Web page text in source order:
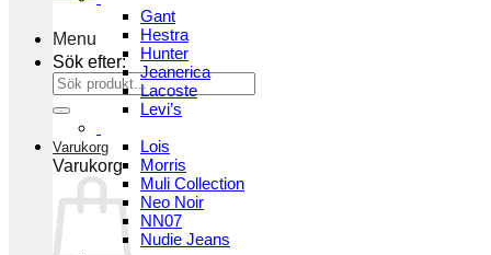
Menu
Sök efter:
Varukorg
Varukorg
Gant
Hestra
Hunter
Jeanerica
Lacoste
Levi’s
Lois
Morris
Muli Collection
Neo Noir
NN07
Nudie Jeans